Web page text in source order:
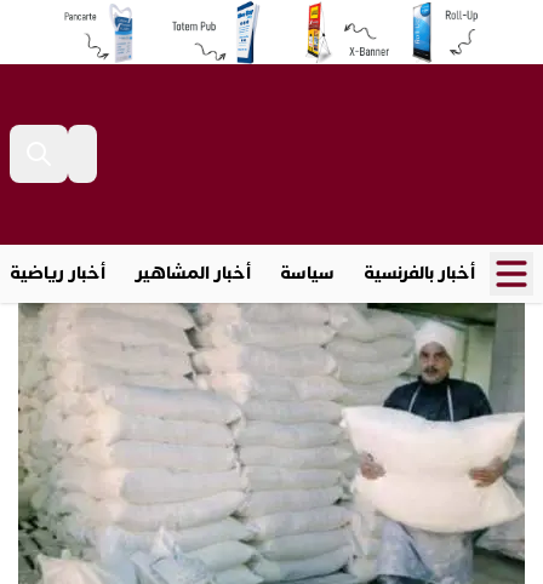
أخبار بالفرنسية سياسة أخبار المشاهير أخبار رياضية